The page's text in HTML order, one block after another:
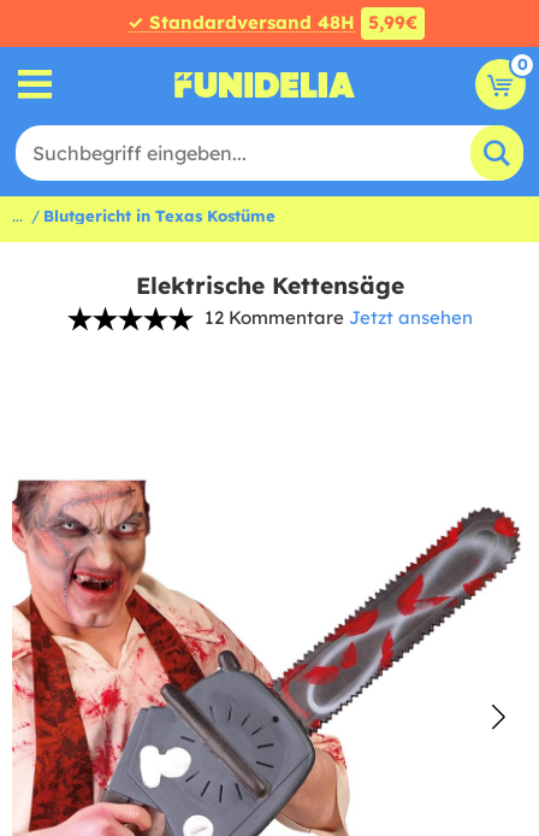
✓ Standardversand 48H 5,99€
0
... Blutgericht in Texas Kostüme
Elektrische Kettensäge
12 Kommentare Jetzt ansehen